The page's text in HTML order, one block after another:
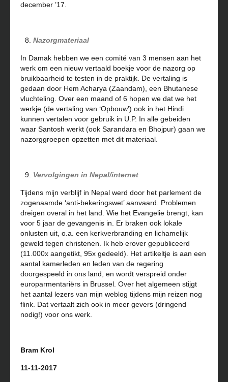
december ’17.
Nazorgmateriaal
In Damak hebben we een comité van 3 mensen aan het
werk om een nieuw vertaald boekje voor de nazorg op
bruikbaarheid te testen in de praktijk. De vertaling is
gedaan door Hem Acharya (Zaandam), een Bhutanese
vluchteling. Over een maand of 6 hopen we dat we het
werkje (de vertaling van ‘Opbouw’) ook in het Hindi
kunnen vertalen voor gebruik in U.P. In alle gebeiden
waar Santosh werkt (ook Sarandara en Bhojpur) gaan we
nazorggroepen opzetten met dit materiaal.
Vervolgingen in Nepal/internet
Tijdens mijn verblijf in Nepal werd door het parlement de
zogenaamde ‘anti-bekeringswet’ aanvaard. Problemen
dreigen overal in het land. Wie het Evangelie brengt, kan
voor 5 jaar de gevangenis in. Er braken ook lokale
onlusten uit, o.a. een kerkverbranding en lichamelijk
geweld tegen christenen. Ik heb erover gepubliceerd
(11.000x aangetikt, 95x gedeeld). Het artikeltje is aan een
aantal kamerleden en leden van de regering
doorgespeeld in ons land, en wordt verspreid onder
europarmentariërs in Brussel. Over het algemeen stijgt
het aantal lezers van mijn weblog tijdens mijn reizen nog
flink. Dat vertaalt zich ook in meer gevers (dringend
nodig!) voor ons werk.
Bram Krol
11-11-2017